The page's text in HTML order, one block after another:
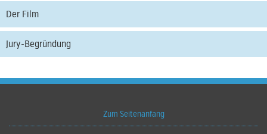
Der Film
Jury-Begründung
Zum Seitenanfang